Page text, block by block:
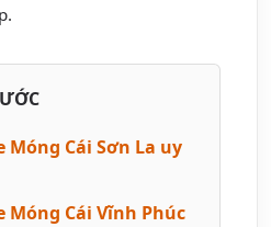
Móng Cái Sơn La uy
Móng Cái Vĩnh Phúc